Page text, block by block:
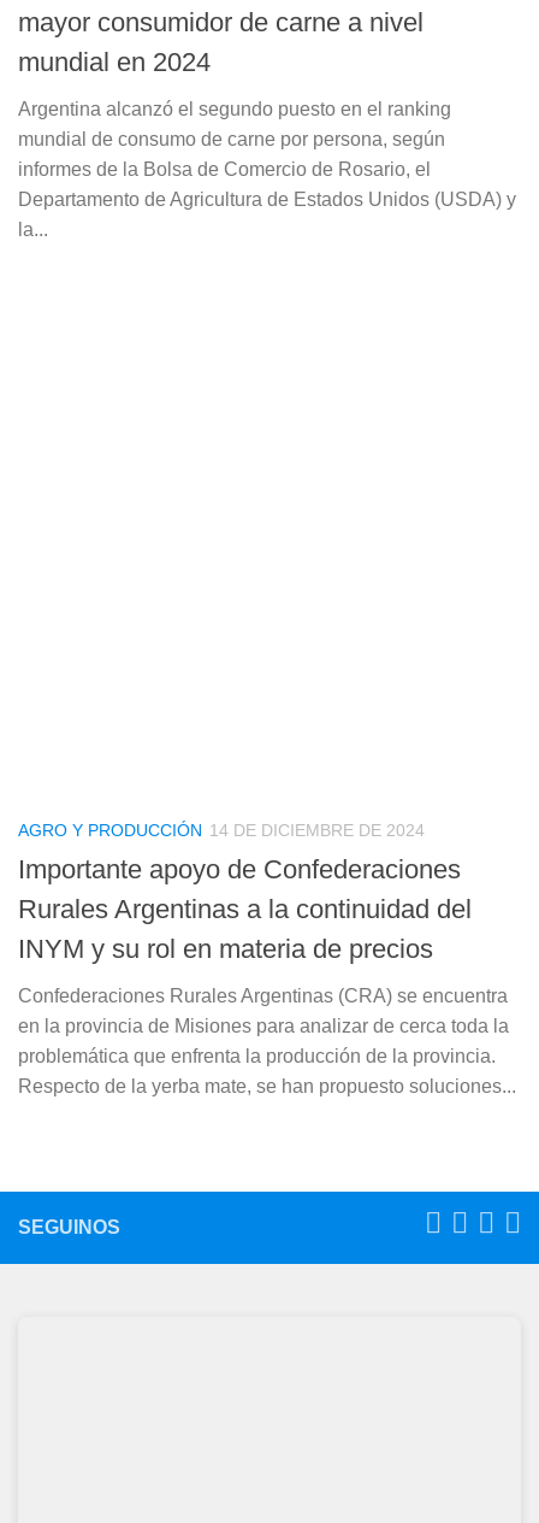
mayor consumidor de carne a nivel
mundial en 2024
Argentina alcanzó el segundo puesto en el ranking
mundial de consumo de carne por persona, según
informes de la Bolsa de Comercio de Rosario, el
Departamento de Agricultura de Estados Unidos (USDA) y
la...
AGRO Y PRODUCCIÓN 14 DE DICIEMBRE DE 2024
Importante apoyo de Confederaciones
Rurales Argentinas a la continuidad del
INYM y su rol en materia de precios
Confederaciones Rurales Argentinas (CRA) se encuentra
en la provincia de Misiones para analizar de cerca toda la
problemática que enfrenta la producción de la provincia.
Respecto de la yerba mate, se han propuesto soluciones...
SEGUINOS